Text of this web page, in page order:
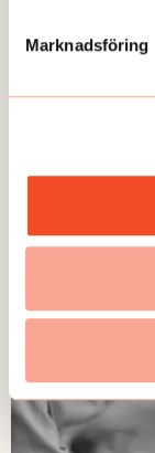
Marknadsföring
Hur ska